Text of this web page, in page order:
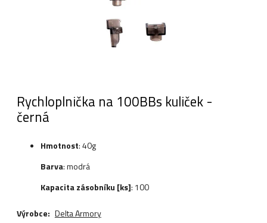
Rychloplnička na 100BBs kuliček -
černá
Hmotnost: 40g
Barva: modrá
Kapacita zásobníku [ks]: 100
Výrobce: Delta Armory